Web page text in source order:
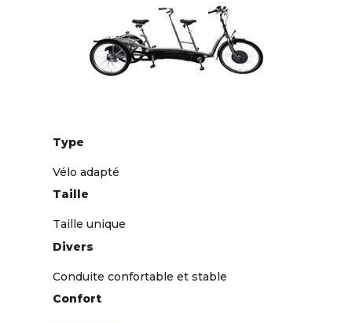
Type
Vélo adapté
Taille
Taille unique
Divers
Conduite confortable et stable
Confort